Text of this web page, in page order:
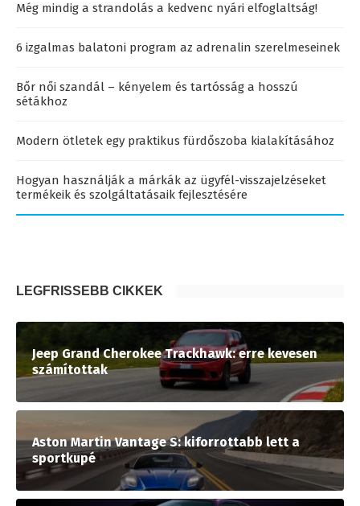
Még mindig a strandolás a kedvenc nyári elfoglaltság!
6 izgalmas balatoni program az adrenalin szerelmeseinek
Bőr női szandál – kényelem és tartósság a hosszú
sétákhoz
Modern ötletek egy praktikus fürdőszoba kialakításához
Hogyan használják a márkák az ügyfél-visszajelzéseket
termékeik és szolgáltatásaik fejlesztésére
LEGFRISSEBB CIKKEK
Jeep Grand Cherokee Trackhawk: erre kevesen
számítottak
Aston Martin Vantage S: kiforrottabb lett a
sportkupé